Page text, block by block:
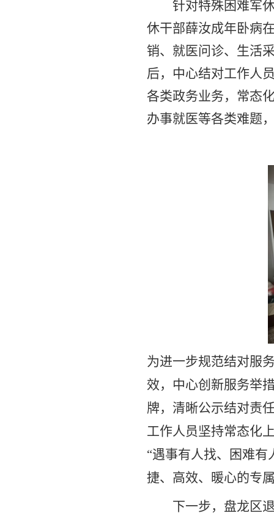
针对特殊困难军
休干部薛汝成年卧病
销、就医问诊、生活
后，中心结对工作人
各类政务业务，常态
办事就医等各类难题
为进一步规范结对服
效，中心创新服务举
牌，清晰公示结对责
工作人员坚持常态化
“遇事有人找、困难有
捷、高效、暖心的专
下一步，盘龙区